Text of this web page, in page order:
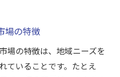
買取のタイミングとは
傾向を徹底解説
した買取成功法
場の特徴
場の特徴は、地域ニーズを
ていることです。たとえ